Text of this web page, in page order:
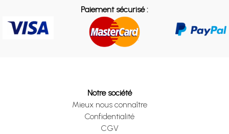
Paiement sécurisé :
Notre société
Mieux nous connaître
Confidentialité
CGV